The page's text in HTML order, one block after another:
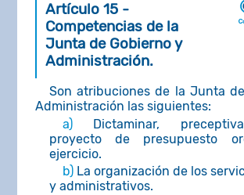
Artículo 15-
Competencias de la
Junta de Gobierno y
Administración.
Son atribuciones de la Junta
Administración las siguientes:
a)Dictaminar,
proyecto de presupuesto
ejercicio.
b)La organización de los
y administrativos.